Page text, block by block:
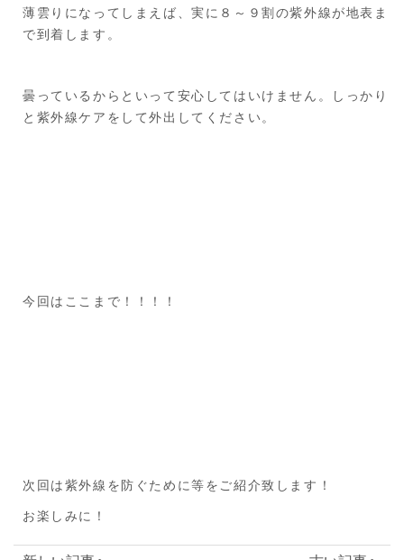
薄雲りになってしまえば、実に８～９割の紫外線が地表ま
で到着します。
曇っているからといって安心してはいけません。しっかり
と紫外線ケアをして外出してください。
今回はここまで！！！！
次回は紫外線を防ぐために等をご紹介致します！
お楽しみに！